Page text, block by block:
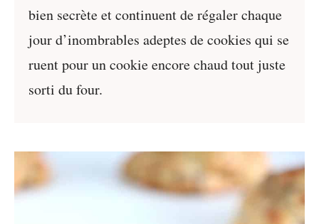
bien secrète et continuent de régaler chaque
jour d’inombrables adeptes de cookies qui se
ruent pour un cookie encore chaud tout juste
sorti du four.